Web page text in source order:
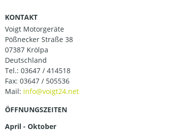
KONTAKT
Voigt Motorgeräte
Pößnecker Straße 38
07387 Krölpa
Deutschland
Tel.: 03647 / 414518
Fax: 03647 / 505536
Mail:
ÖFFNUNGSZEITEN
April - Oktober